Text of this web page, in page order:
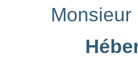
Monsieur